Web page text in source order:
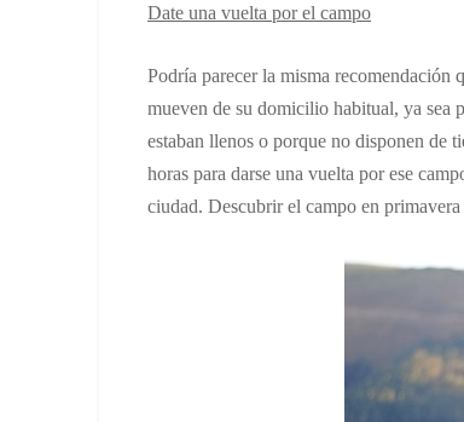
Date una vuelta por el campo
Podría parecer la misma recomendación
mueven de su domicilio habitual, ya sea
estaban llenos o porque no disponen de
horas para darse una vuelta por ese
ciudad. Descubrir el campo en primavera